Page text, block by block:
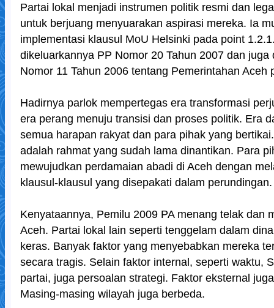
Partai lokal menjadi instrumen politik resmi dan
untuk berjuang menyuarakan aspirasi mereka. Ia
implementasi klausul MoU Helsinki pada point
dikeluarkannya PP Nomor 20 Tahun 2007 dan
Nomor 11 Tahun 2006 tentang Pemerintahan Aceh
Hadirnya parlok mempertegas era transformasi
era perang menuju transisi dan proses politik. Era
semua harapan rakyat dan para pihak yang
adalah rahmat yang sudah lama dinantikan. Para
mewujudkan perdamaian abadi di Aceh dengan
klausul-klausul yang disepakati dalam perundingan.
Kenyataannya, Pemilu 2009 PA menang telak dan
Aceh. Partai lokal lain seperti tenggelam dalam
keras. Banyak faktor yang menyebabkan mereka
secara tragis. Selain faktor internal, seperti waktu,
partai, juga persoalan strategi. Faktor eksternal
Masing-masing wilayah juga berbeda.